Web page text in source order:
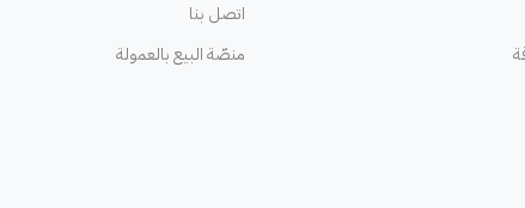
اتصل بنا
منصّة البيع بالعمولة